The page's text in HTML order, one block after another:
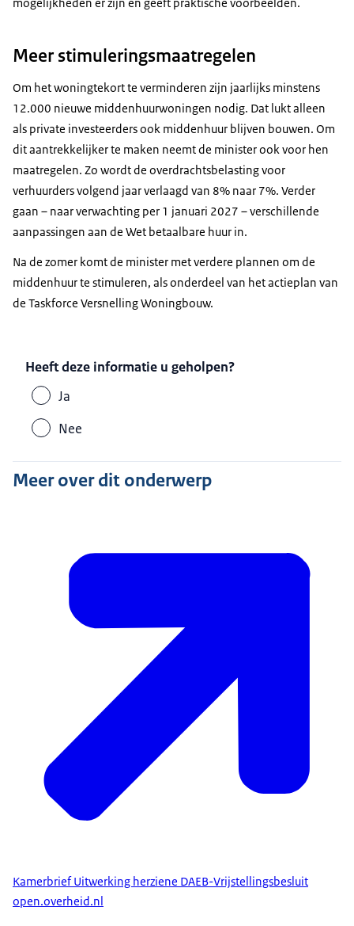
Meer stimuleringsmaatregelen
Om het woningtekort te verminderen zijn jaarlijks minstens
12.000 nieuwe middenhuurwoningen nodig. Dat lukt alleen
als private investeerders ook middenhuur blijven bouwen. Om
dit aantrekkelijker te maken neemt de minister ook voor hen
maatregelen. Zo wordt de overdrachtsbelasting voor
verhuurders volgend jaar verlaagd van 8% naar 7%. Verder
gaan – naar verwachting per 1 januari 2027 – verschillende
aanpassingen aan de Wet betaalbare huur in.
Na de zomer komt de minister met verdere plannen om de
middenhuur te stimuleren, als onderdeel van het actieplan van
de Taskforce Versnelling Woningbouw.
Heeft deze informatie u geholpen?
Ja
Nee
Meer over dit onderwerp
Kamerbrief Uitwerking herziene DAEB-Vrijstellingsbesluit
open.overheid.nl